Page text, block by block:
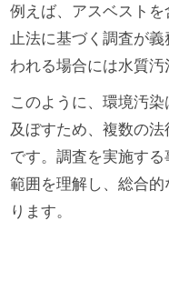
例えば、アスベスト
止法に基づく調査が
われる場合には水質汚
このように、環境汚
及ぼすため、複数の
です。調査を実施す
範囲を理解し、総合
ります。